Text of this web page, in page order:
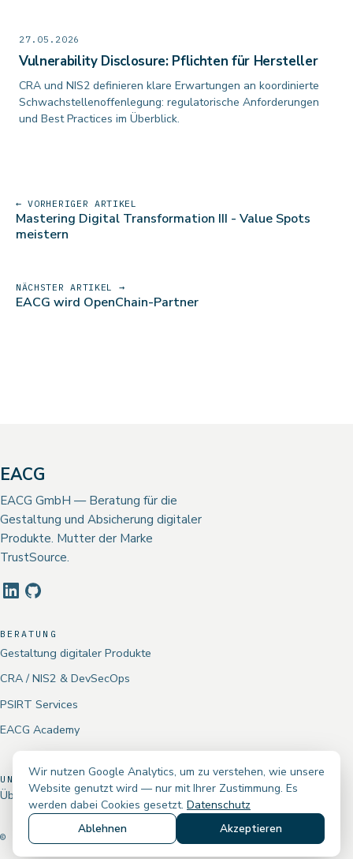
27.05.2026
Vulnerability Disclosure: Pflichten für Hersteller
CRA und NIS2 definieren klare Erwartungen an koordinierte
Schwachstellenoffenlegung: regulatorische Anforderungen
und Best Practices im Überblick.
← VORHERIGER ARTIKEL
Mastering Digital Transformation III - Value Spots
meistern
NÄCHSTER ARTIKEL →
EACG wird OpenChain-Partner
EACG
EACG GmbH — Beratung für die
Gestaltung und Absicherung digitaler
Produkte. Mutter der Marke
TrustSource.
BERATUNG
Gestaltung digitaler Produkte
CRA / NIS2 & DevSecOps
PSIRT Services
EACG Academy
UNTERNEHMEN
Über unsImpressumDatenschutzKontakt
© 2016–2026 EACG GMBH
Wir nutzen Google Analytics, um zu verstehen, wie unsere
Website genutzt wird — nur mit Ihrer Zustimmung. Es
werden dabei Cookies gesetzt. Datenschutz
Ablehnen
Akzeptieren